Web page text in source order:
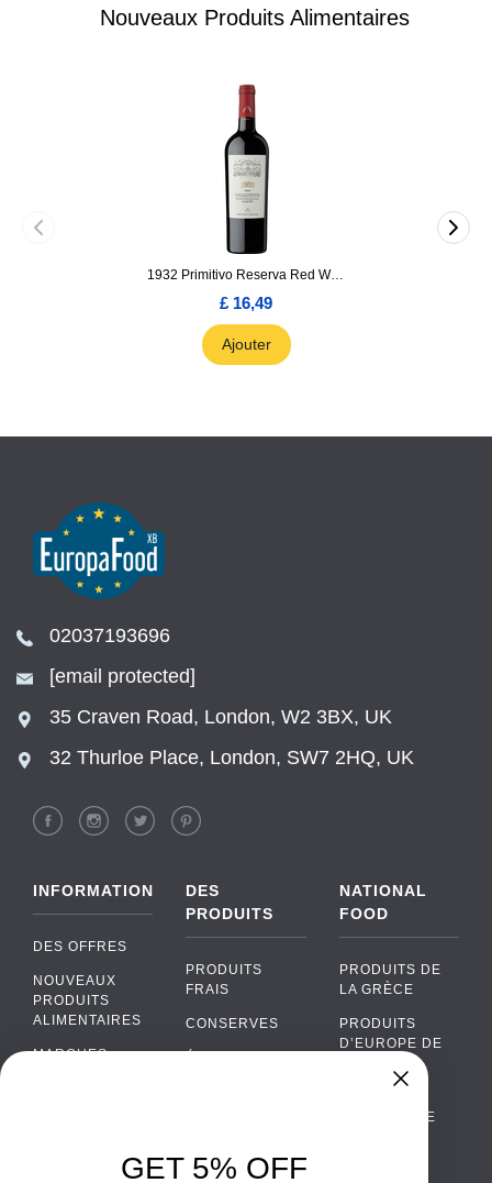
Nouveaux Produits Alimentaires
1932 Primitivo Reserva Red Wine 75cl
£ 16,49
Ajouter
02037193696
[email protected]
35 Craven Road, London, W2 3BX, UK
32 Thurloe Place, London, SW7 2HQ, UK
INFORMATION
DES OFFRES
NOUVEAUX
PRODUITS
ALIMENTAIRES
MARQUES
DES
PRODUITS
PRODUITS
FRAIS
CONSERVES
ALCOOL
NATIONAL
FOOD
PRODUITS DE
LA GRÈCE
PRODUITS
D’EUROPE DE
PORTUGAISE
WhatsApp
GET 5% OFF